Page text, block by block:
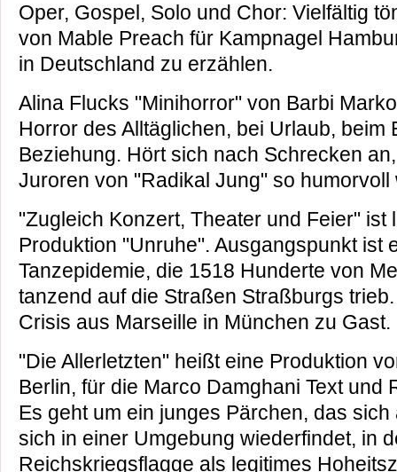
Oper, Gospel, Solo und Chor: Vielfältig
von Mable Preach für Kampnagel
in Deutschland zu erzählen.
Alina Flucks "Minihorror" von Barbi
Horror des Alltäglichen, bei Urlaub, beim
Beziehung. Hört sich nach Schrecken
Juroren von "Radikal Jung" so
"Zugleich Konzert, Theater und Feier" ist
Produktion "Unruhe". Ausgangspunkt ist
Tanzepidemie, die 1518 Hunderte von
tanzend auf die Straßen Straßburgs
Crisis aus Marseille in München zu Gast.
"Die Allerletzten" heißt eine Produktion
Berlin, für die Marco Damghani Text und
Es geht um ein junges Pärchen, das
sich in einer Umgebung wiederfindet, in
Reichskriegsflagge als legitimes